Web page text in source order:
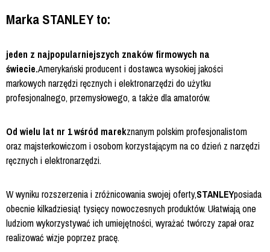
Marka STANLEY to:
jeden z najpopularniejszych znaków firmowych na
świecie.Amerykański producent i dostawca wysokiej jakości
markowych narzędzi ręcznych i elektronarzędzi do użytku
profesjonalnego, przemysłowego, a także dla amatorów.
Od wielu lat nr 1 wśród marekznanym polskim profesjonalistom
oraz majsterkowiczom i osobom korzystającym na co dzień z narzędzi
ręcznych i elektronarzędzi.
W wyniku rozszerzenia i zróżnicowania swojej oferty,STANLEYposiada
obecnie kilkadziesiąt tysięcy nowoczesnych produktów. Ułatwiają one
ludziom wykorzystywać ich umiejętności, wyrażać twórczy zapał oraz
realizować wizje poprzez pracę.